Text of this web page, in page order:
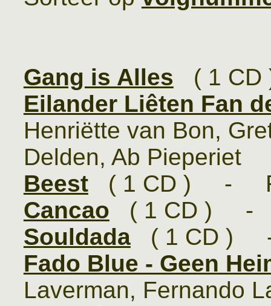
Gang is Alles ( 1
Eilander Liêten Fan
Henriëtte van Bon,
Delden, Ab Pieperiet
Beest( 1 CD ) -
Cancao ( 1 CD ) -
Souldada( 1 CD )
Fado Blue - Geen
Laverman, Fernando